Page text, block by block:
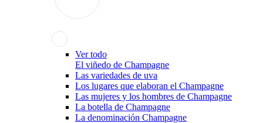
Ver todo
El viñedo de Champagne
Las variedades de uva
Los lugares que elaboran el Champagne
Las mujeres y los hombres de Champagne
La botella de Champagne
La denominación Champagne